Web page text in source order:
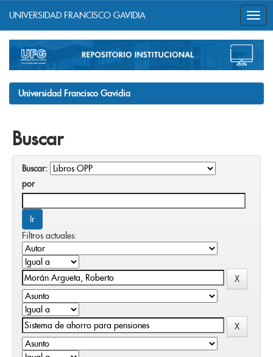
navigation
UNIVERSIDAD FRANCISCO GAVIDIA
Universidad Francisco Gavidia
Buscar
Buscar:
por
Filtros actuales: